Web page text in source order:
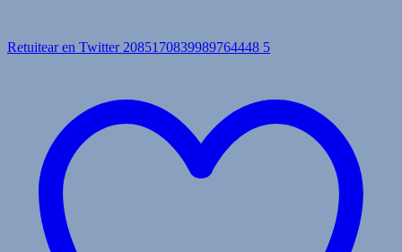
Retuitear en Twitter 2085170839989764448 5